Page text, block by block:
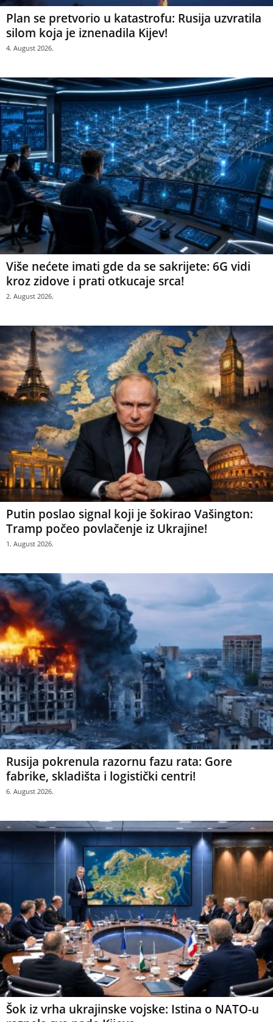
Plan se pretvorio u katastrofu: Rusija uzvratila
silom koja je iznenadila Kijev!
4. August 2026.
Više nećete imati gde da se sakrijete: 6G vidi
kroz zidove i prati otkucaje srca!
2. August 2026.
Putin poslao signal koji je šokirao Vašington:
Tramp počeo povlačenje iz Ukrajine!
1. August 2026.
Rusija pokrenula razornu fazu rata: Gore
fabrike, skladišta i logistički centri!
6. August 2026.
Šok iz vrha ukrajinske vojske: Istina o NATO-u